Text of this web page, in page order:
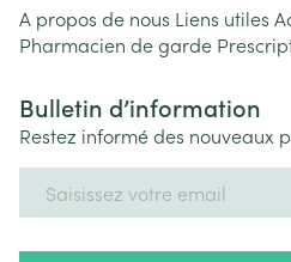
A propos de nous Liens utiles
Pharmacien de garde
Bulletin d’information
Restez informé des nouveaux